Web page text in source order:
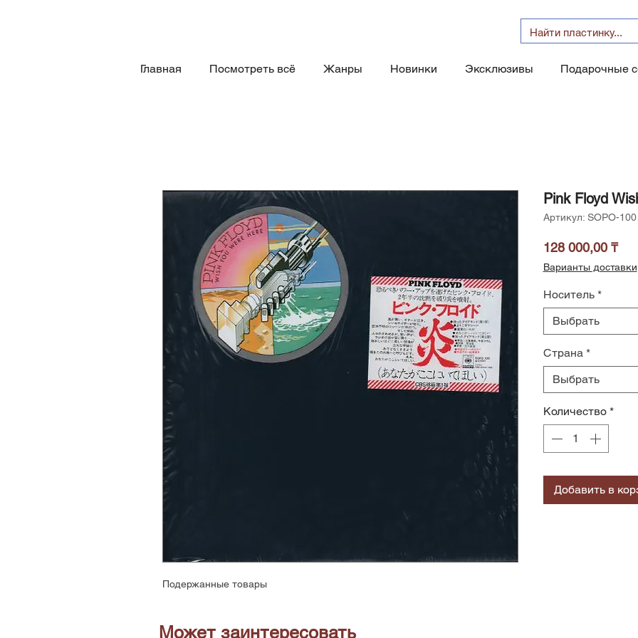
Главная Посмотреть всё Жанры Новинки Эксклюзивы Подарочные
Подержанные товары
Pink Floyd
Артикул: SOPO-100
128 000,00 ₸
Варианты доставки
Носитель *
Выбрать
Страна *
Выбрать
Количество *
Добавить в
Может заинтересовать